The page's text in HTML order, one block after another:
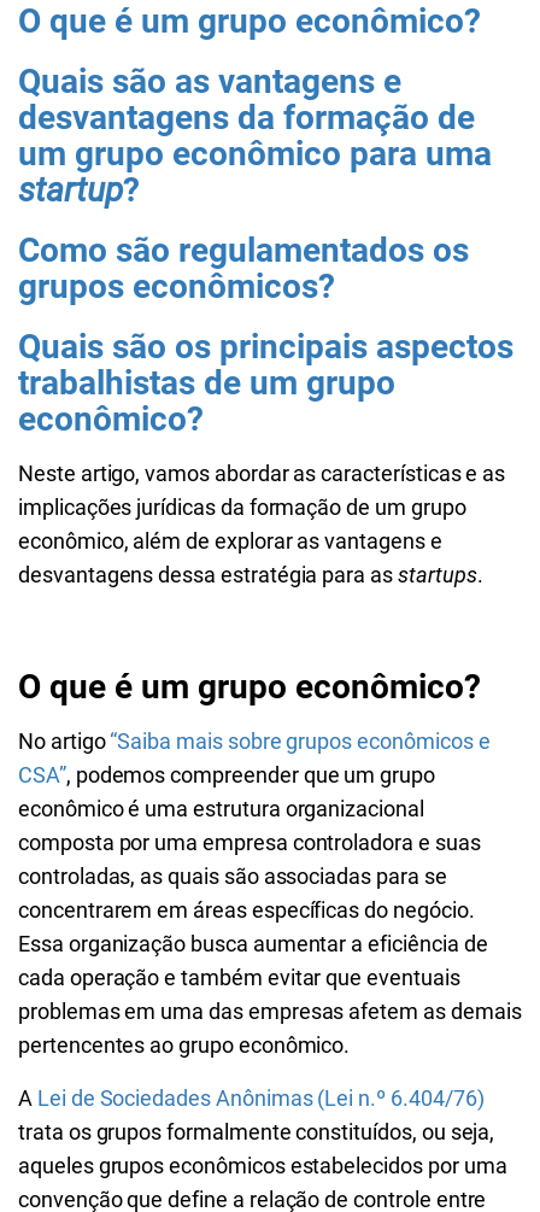
O que é um grupo econômico?
Quais são as vantagens e
desvantagens da formação de
um grupo econômico para uma
startup?
Como são regulamentados os
grupos econômicos?
Quais são os principais aspectos
trabalhistas de um grupo
econômico?
Neste artigo, vamos abordar as características e as
implicações jurídicas da formação de um grupo
econômico, além de explorar as vantagens e
desvantagens dessa estratégia para asstartups.
O que é um grupo econômico?
No artigo“Saiba mais sobre grupos econômicos e
CSA”, podemos compreender que um grupo
econômico é uma estrutura organizacional
composta por uma empresa controladora e suas
controladas, as quais são associadas para se
concentrarem em áreas específicas do negócio.
Essa organização busca aumentar a eficiência de
cada operação e também evitar que eventuais
problemas em uma das empresas afetem as demais
pertencentes ao grupo econômico.
A Lei de Sociedades Anônimas (Lei n.º 6.404/76)
trata os grupos formalmente constituídos, ou seja,
aqueles grupos econômicos estabelecidos por uma
convenção que define a relação de controle entre